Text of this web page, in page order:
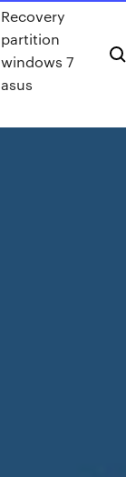
Recovery
partition
windows 7
asus